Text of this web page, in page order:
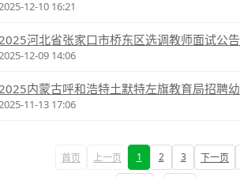
12-10 16:21
河北省张家口市桥东区选调教师面试公告
12-09 14:06
11-13 17:06
首页 上一页 1 2 3 下一页